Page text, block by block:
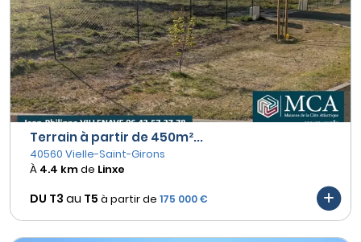
Terrain à partir de 450m²...
40560 Vielle-Saint-Girons
À 4.4 kmde Linxe
DU T3 au T5 à partir de 175 000 €